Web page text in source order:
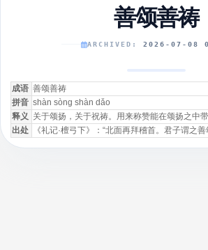
善颂善祷
ARCHIVED: 2026-07-08
成语 善颂善祷
拼音 shàn sòng shàn dǎo
释义 关于颂扬，关于祝祷。用来称赞能在颂扬之中带
出处
《礼记·檀弓下》：“北面再拜稽首。君子谓之